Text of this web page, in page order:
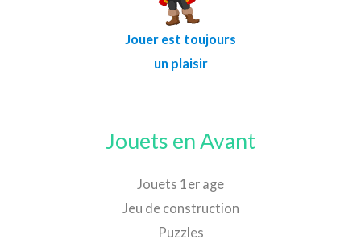
Jouer est toujours
un plaisir
Jouets en Avant
Jouets 1er age
Jeu de construction
Puzzles